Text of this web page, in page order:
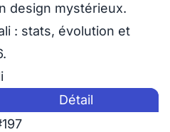
design mystérieux.
: stats, évolution et
Détail